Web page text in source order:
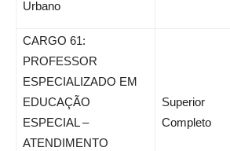
Urbano
CARGO 61:
PROFESSOR
ESPECIALIZADO EM
EDUCAÇÃO
ESPECIAL –
ATENDIMENTO
Superior
Completo